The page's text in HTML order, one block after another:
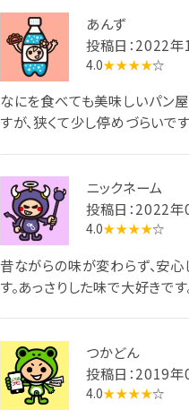
あんず
投稿日：2022
4.0★★★★☆
なにを食べても美味しいパン
すが、狭くて少し停めづらいで
ニックネーム
投稿日：2022
4.0★★★★☆
昔ながらの味が変わらず、安心
す。あっさりした味で大好きです
つかどん
投稿日：2019
4.0★★★★☆